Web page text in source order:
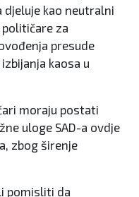
djeluje kao neutralni
za
presude
kaosa u
moraju postati
uloge SAD-a ovdje
zbog širenje
pomisliti da